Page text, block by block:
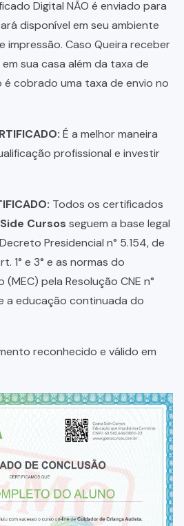
Digital NÃO é enviado para
disponível em seu ambiente
impressão. Caso Queira receber
sua casa além da taxa de
cobrado uma taxa de envio no
É a melhor maneira
profissional e investir
Todos os certificados
Cursos seguem a base legal
Presidencial n° 5.154, de
1° e 3° e as normas do
pela Resolução CNE n°
a educação continuada do
reconhecido e válido em